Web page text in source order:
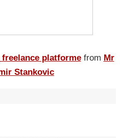
platforme from Mr
Stankovic